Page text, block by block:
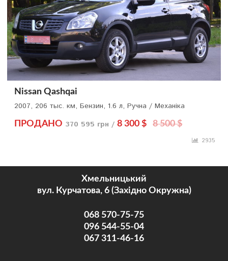
Nissan Qashqai
2007, 206 тыс. км, Бензин, 1.6 л, Ручна / Механіка
ПРОДАНО 370 595 грн / 8 300 $ 8 500 $
2935
Хмельницький
вул. Курчатова, 6 (Західно Окружна)
068 570-75-75
096 544-55-04
067 311-46-16